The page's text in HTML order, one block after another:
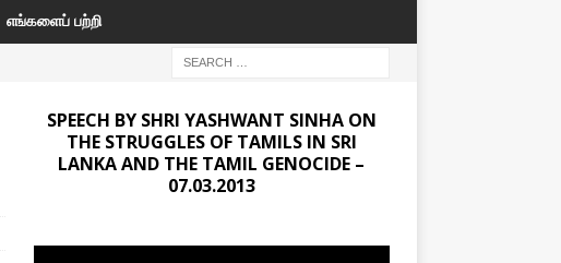
எங்களைப் பற்றி
SPEECH BY SHRI YASHWANT SINHA ON
THE STRUGGLES OF TAMILS IN SRI
LANKA AND THE TAMIL GENOCIDE –
07.03.2013